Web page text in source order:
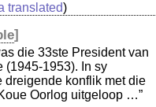
translated)
]
die 33ste President van
(1945-1953). In sy
dreigende konflik met die
Oorlog uitgeloop …”